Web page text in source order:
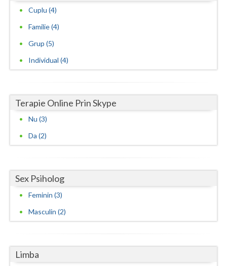
Cuplu (4)
Familie (4)
Grup (5)
Individual (4)
Terapie Online Prin Skype
Nu (3)
Da (2)
Sex Psiholog
Feminin (3)
Masculin (2)
Limba